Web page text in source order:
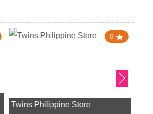
0
Twins Philippine Store